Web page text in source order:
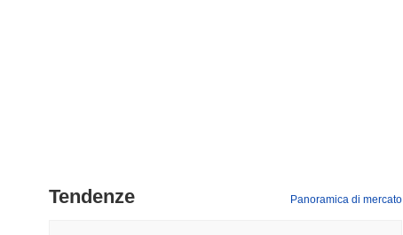
Tendenze Panoramica di mercato